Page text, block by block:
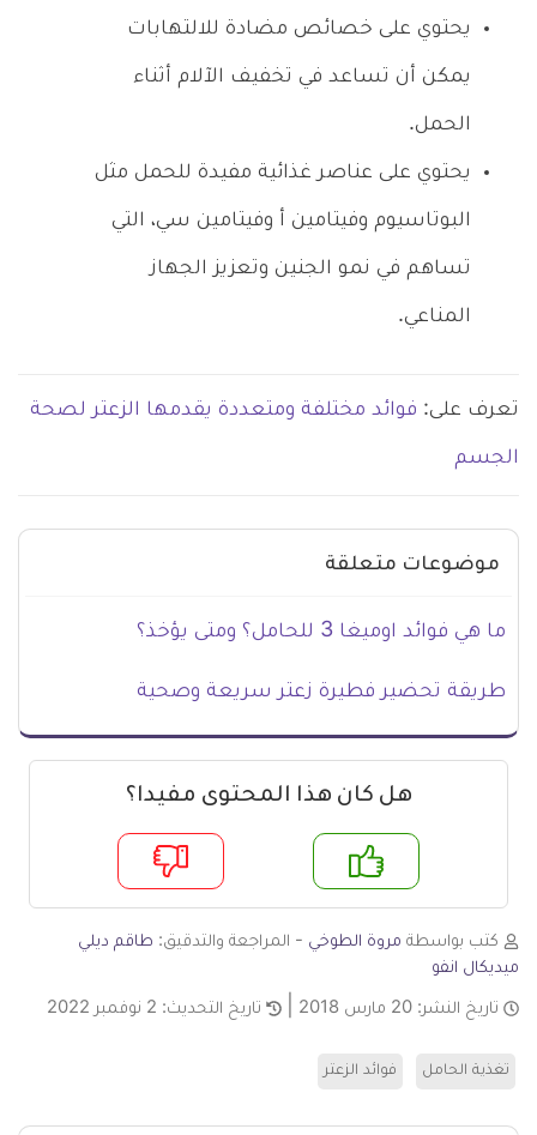
يحتوي على خصائص مضادة للالتهابات
يمكن أن تساعد في تخفيف الآلام أثناء
الحمل.
يحتوي على عناصر غذائية مفيدة للحمل مثل
البوتاسيوم وفيتامين أ وفيتامين سي، التي
تساهم في نمو الجنين وتعزيز الجهاز
المناعي.
تعرف على: فوائد مختلفة ومتعددة يقدمها الزعتر لصحة
الجسم
موضوعات متعلقة
ما هي فوائد اوميغا 3 للحامل؟ ومتى يؤخذ؟
طريقة تحضير فطيرة زعتر سريعة وصحية
هل كان هذا المحتوى مفيدا؟
لا
كتب بواسطة مروة الطوخي - المراجعة والتدقيق: طاقم ديلي
ميديكال انفو
تاريخ النشر: 20 مارس 2018 تاريخ التحديث: 2 نوفمبر 2022
تغذية الحامل فوائد الزعتر